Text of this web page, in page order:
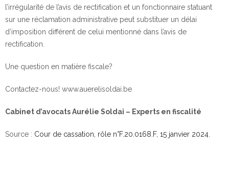
l’irrégularité de l’avis de rectification et un fonctionnaire statuant
sur une réclamation administrative peut substituer un délai
d’imposition différent de celui mentionné dans l’avis de
rectification.
Une question en matière fiscale?
Contactez-nous! www.auerelisoldai.be
Cabinet d’avocats Aurélie Soldai – Experts en fiscalité
Source : Cour de cassation, rôle n°F.20.0168.F, 15 janvier 2024.